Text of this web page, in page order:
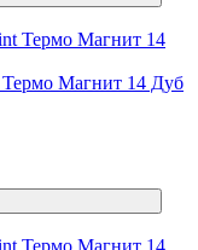
Термо Магнит 14 Дуб